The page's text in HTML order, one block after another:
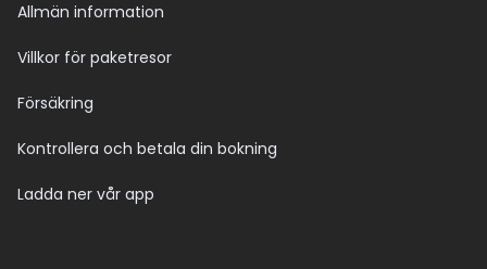
Allmän information
Villkor för paketresor
Försäkring
Kontrollera och betala din bokning
Ladda ner vår app